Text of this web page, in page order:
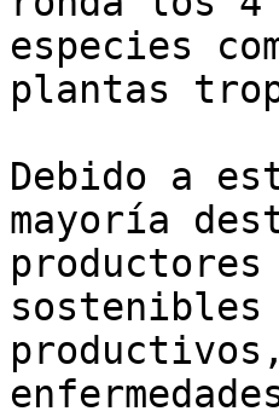
especies
plantas
Debido a
mayoría
sostenibles